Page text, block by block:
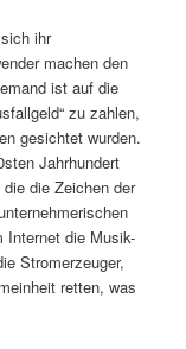
ihr
machen den
ist auf die
zu zahlen,
gesichtet wurden.
Jahrhundert
die Zeichen der
Internet die Musik-
Stromerzeuger,
retten, was